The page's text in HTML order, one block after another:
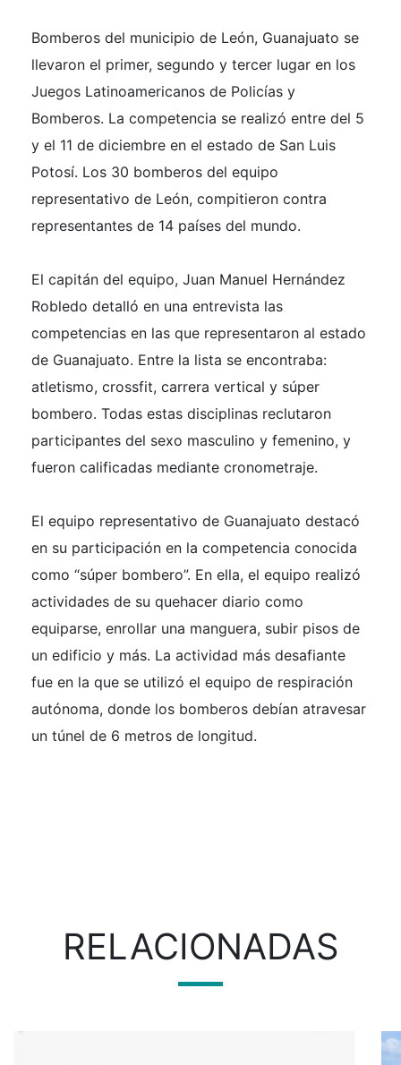
Bomberos del municipio de León, Guanajuato se
llevaron el primer, segundo y tercer lugar en los
Juegos Latinoamericanos de Policías y
Bomberos. La competencia se realizó entre del 5
y el 11 de diciembre en el estado de San Luis
Potosí. Los 30 bomberos del equipo
representativo de León, compitieron contra
representantes de 14 países del mundo.
El capitán del equipo, Juan Manuel Hernández
Robledo detalló en una entrevista las
competencias en las que representaron al estado
de Guanajuato. Entre la lista se encontraba:
atletismo, crossfit, carrera vertical y súper
bombero. Todas estas disciplinas reclutaron
participantes del sexo masculino y femenino, y
fueron calificadas mediante cronometraje.
El equipo representativo de Guanajuato destacó
en su participación en la competencia conocida
como “súper bombero”. En ella, el equipo realizó
actividades de su quehacer diario como
equiparse, enrollar una manguera, subir pisos de
un edificio y más. La actividad más desafiante
fue en la que se utilizó el equipo de respiración
autónoma, donde los bomberos debían atravesar
un túnel de 6 metros de longitud.
RELACIONADAS